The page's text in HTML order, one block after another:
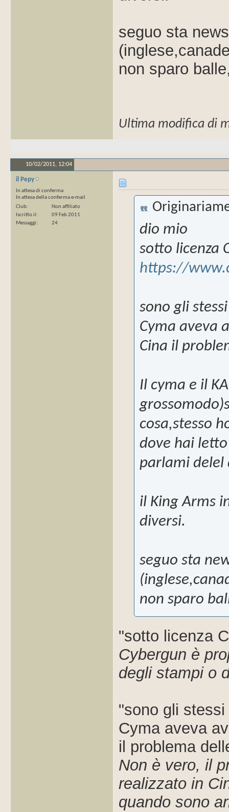
seguo sta
non sparo
Ultima modifica di
10/02/2011, 12:04
il Pepy
In attesa di conferma
In attesa della conferma e-mail
Club
Non affiliato
Iscritto il
09 Feb 2011
Messaggi
24
dio mio
sotto licenza
https://
sono gli
Cyma aveva
Cina il
Il cyma e il
cosa,stesso
dove hai
parlami delel
il King Arms
diversi.
seguo sta
non sparo
"sotto licenza
Cybergun è
degli stampi o
"sono gli
Cyma aveva
il problema
Non è vero, il
realizzato in
quando sono